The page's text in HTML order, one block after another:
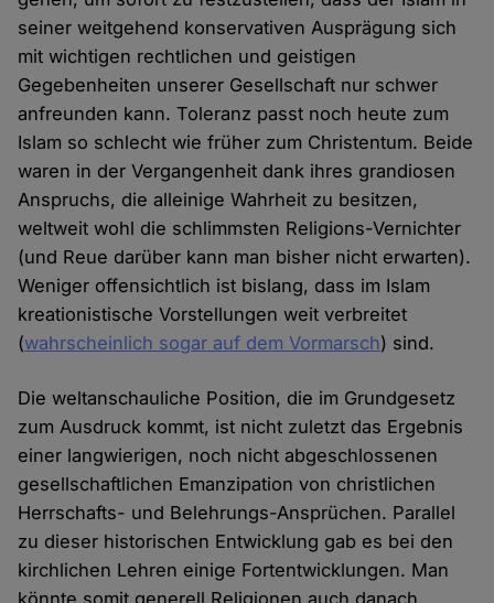
seiner weitgehend konservativen Ausprägung sich
mit wichtigen rechtlichen und geistigen
Gegebenheiten unserer Gesellschaft nur schwer
anfreunden kann. Toleranz passt noch heute zum
Islam so schlecht wie früher zum Christentum. Beide
waren in der Vergangenheit dank ihres grandiosen
Anspruchs, die alleinige Wahrheit zu besitzen,
weltweit wohl die schlimmsten Religions-Vernichter
(und Reue darüber kann man bisher nicht erwarten).
Weniger offensichtlich ist bislang, dass im Islam
kreationistische Vorstellungen weit verbreitet
(wahrscheinlich sogar auf dem Vormarsch) sind.
Die weltanschauliche Position, die im Grundgesetz
zum Ausdruck kommt, ist nicht zuletzt das Ergebnis
einer langwierigen, noch nicht abgeschlossenen
gesellschaftlichen Emanzipation von christlichen
Herrschafts- und Belehrungs-Ansprüchen. Parallel
zu dieser historischen Entwicklung gab es bei den
kirchlichen Lehren einige Fortentwicklungen. Man